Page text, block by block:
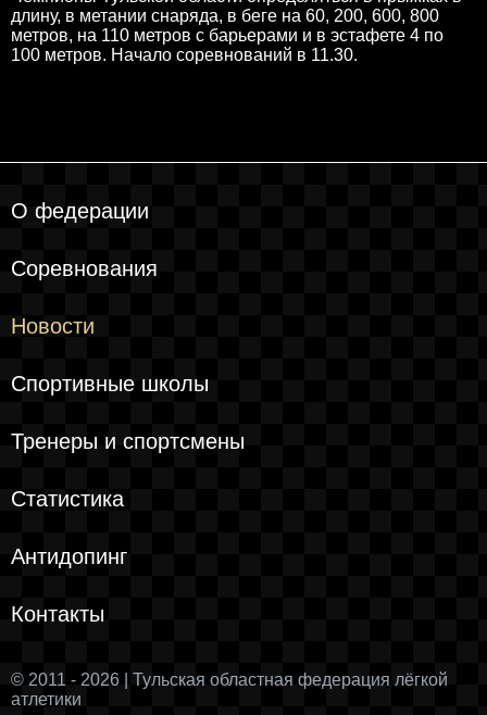
длину, в метании снаряда, в беге на 60, 200, 600, 800
метров, на 110 метров с барьерами и в эстафете 4 по
100 метров. Начало соревнований в 11.30.
О федерации
Соревнования
Новости
Спортивные школы
Тренеры и спортсмены
Статистика
Антидопинг
Контакты
© 2011 - 2026 | Тульская областная федерация лёгкой
атлетики